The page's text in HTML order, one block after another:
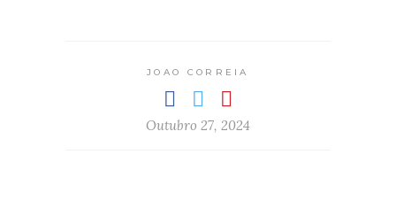
JOAO CORREIA
Outubro 27, 2024